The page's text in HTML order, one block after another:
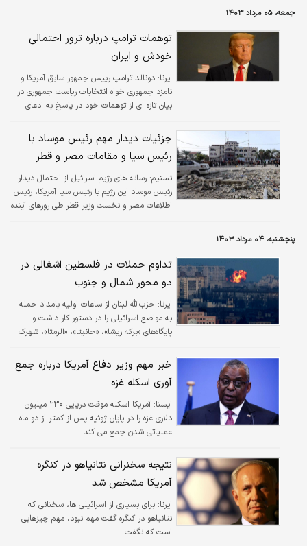
جمعه، ۰۵ مرداد ۱۴۰۳
توهمات ترامپ درباره ترور احتمالی
خودش و ایران
ایرنا: دونالد ترامپ رییس جمهور سابق آمریکا و
نامزد جمهوری خواه انتخابات ریاست جمهوری در
بیان تازه ای از توهمات خود در پاسخ به ادعای
صفحه روزگار محو شود.
جزئیات دیدار مهم رئیس موساد با
رئیس سیا و مقامات مصر و قطر
تسنیم: رسانه های رژیم اسرائیل از احتمال دیدار
رئیس موساد این رژیم با رئیس سیا آمریکا، رئیس
اطلاعات مصر و نخست وزیر قطر طی روزهای آینده
پنجشنبه، ۰۴ مرداد ۱۴۰۳
تداوم حملات در فلسطین اشغالی در
دو محور شمال و جنوب
ایرنا: حزب‌الله لبنان از ساعات اولیه بامداد حمله
به مواضع اسرائیلی را در دستور کار داشت و
پایگاه‌های «برکه ریشا»، «حانیتا»، «الرمثا»، شهرک‌
صهیونیست را در «حرش عداثر» و «حرش برعام»
مورد اصابت تسلیحات موشکی و خمپاره‌ای قرار
داد.
خبر مهم وزیر دفاع آمریکا درباره جمع
آوری اسکله غزه
ايسنا:
آمریکا اسکله موقت دریایی ۲۳۰ میلیون
دلاری غزه را در پایان ژوئیه پس از کمتر از دو ماه
عملیاتی شدن جمع می کند.
نتیجه سخنرانی نتانیاهو در کنگره
آمریکا مشخص شد
ایرنا: برای بسیاری از اسرائیلی ها، سخنانی که
نتانیاهو در کنگره گفت مهم نبود، مهم چیزهایی
است که نگفت.